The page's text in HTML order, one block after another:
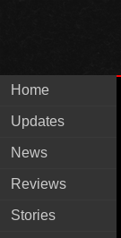
Home
Updates
News
Reviews
Stories